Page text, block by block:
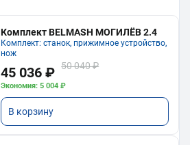
Комплект BELMASH МОГИЛЁВ 2.4
Комплект: станок, прижимное устройство,
нож
45 036 ₽ 50 040 ₽
Экономия: 5 004 ₽
В корзину